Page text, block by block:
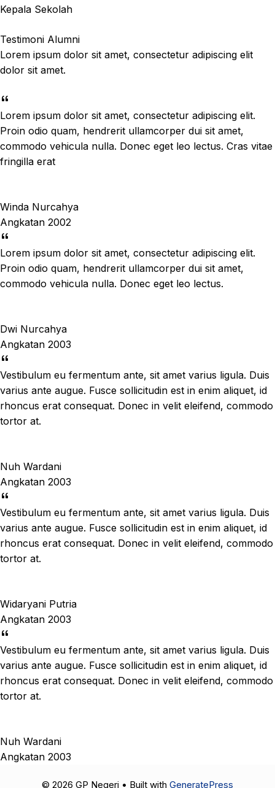
Kepala Sekolah
Testimoni Alumni
Lorem ipsum dolor sit amet, consectetur adipiscing elit
dolor sit amet.
Lorem ipsum dolor sit amet, consectetur adipiscing elit.
Proin odio quam, hendrerit ullamcorper dui sit amet,
commodo vehicula nulla. Donec eget leo lectus. Cras vitae
fringilla erat
Winda Nurcahya
Angkatan 2002
Lorem ipsum dolor sit amet, consectetur adipiscing elit.
Proin odio quam, hendrerit ullamcorper dui sit amet,
commodo vehicula nulla. Donec eget leo lectus.
Dwi Nurcahya
Angkatan 2003
Vestibulum eu fermentum ante, sit amet varius ligula. Duis
varius ante augue. Fusce sollicitudin est in enim aliquet, id
rhoncus erat consequat. Donec in velit eleifend, commodo
tortor at.
Nuh Wardani
Angkatan 2003
Vestibulum eu fermentum ante, sit amet varius ligula. Duis
varius ante augue. Fusce sollicitudin est in enim aliquet, id
rhoncus erat consequat. Donec in velit eleifend, commodo
tortor at.
Widaryani Putria
Angkatan 2003
Vestibulum eu fermentum ante, sit amet varius ligula. Duis
varius ante augue. Fusce sollicitudin est in enim aliquet, id
rhoncus erat consequat. Donec in velit eleifend, commodo
tortor at.
Nuh Wardani
Angkatan 2003
© 2026 GP Negeri • Built with GeneratePress